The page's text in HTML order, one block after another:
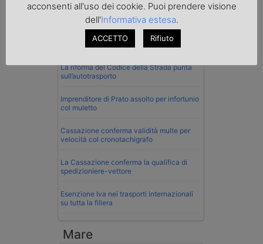
Normativa
La riforma del Codice della Strada punta
sull’autotrasporto
Imprenditore di Prato assolto per infortunio
col muletto
Cassazione conferma validità multe per
velocità col cronotachigrafo
La Cassazione conferma la qualifica di
spedizioniere-vettore
Esenzione Iva nei trasporti internazionali
su tutta la filiera
Mare
acconsenti all'uso dei cookie. Puoi prendere visione
dell'Informativa estesa.
ACCETTO Rifiuto